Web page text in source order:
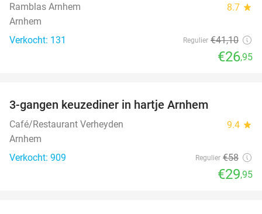
Ramblas Arnhem 8.7 star
Arnhem
Verkocht: 131
Regulier €41,10
€26,95
3-gangen keuzediner in hartje Arnhem
Café/Restaurant Verheyden 9.4 star
Arnhem
Verkocht: 909
Regulier €58
€29,95